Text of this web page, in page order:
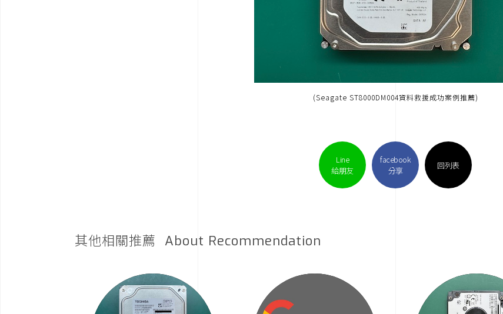
(Seagate ST8000DM004資料救援成功案例推薦)
Line
給朋友
facebook
分享
回列表
其他相關推薦 About Recommendation